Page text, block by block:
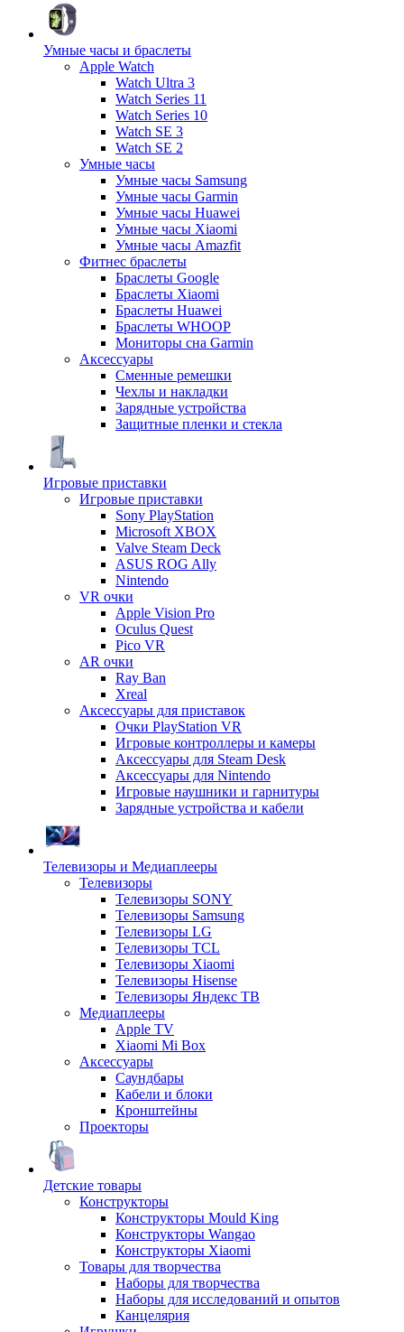
Умные часы и браслеты
Apple Watch
Watch Ultra 3
Watch Series 11
Watch Series 10
Watch SE 3
Watch SE 2
Умные часы
Умные часы Samsung
Умные часы Garmin
Умные часы Huawei
Умные часы Xiaomi
Умные часы Amazfit
Фитнес браслеты
Браслеты Google
Браслеты Xiaomi
Браслеты Huawei
Браслеты WHOOP
Мониторы сна Garmin
Аксессуары
Сменные ремешки
Чехлы и накладки
Зарядные устройства
Защитные пленки и стекла
Игровые приставки
Игровые приставки
Sony PlayStation
Microsoft XBOX
Valve Steam Deck
ASUS ROG Ally
Nintendo
VR очки
Apple Vision Pro
Oculus Quest
Pico VR
AR очки
Ray Ban
Xreal
Аксессуары для приставок
Очки PlayStation VR
Игровые контроллеры и камеры
Аксессуары для Steam Desk
Аксессуары для Nintendo
Игровые наушники и гарнитуры
Зарядные устройства и кабели
Телевизоры и Медиаплееры
Телевизоры
Телевизоры SONY
Телевизоры Samsung
Телевизоры LG
Телевизоры TCL
Телевизоры Xiaomi
Телевизоры Hisense
Телевизоры Яндекс ТВ
Медиаплееры
Apple TV
Xiaomi Mi Box
Аксессуары
Саундбары
Кабели и блоки
Кронштейны
Проекторы
Детские товары
Конструкторы
Конструкторы Mould King
Конструкторы Wangao
Конструкторы Xiaomi
Товары для творчества
Наборы для творчества
Наборы для исследований и опытов
Канцелярия